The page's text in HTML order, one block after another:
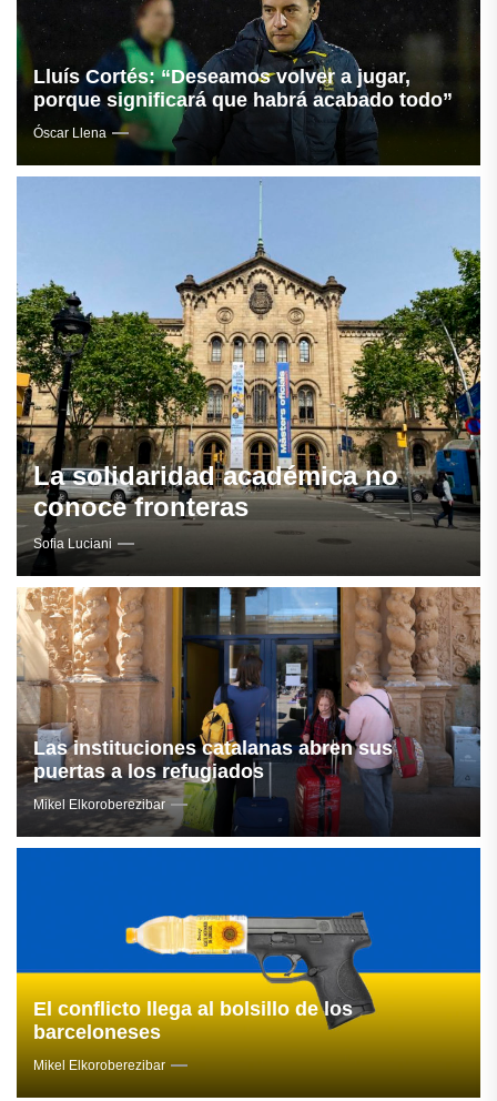
Lluís Cortés: “Deseamos volver a jugar,
porque significará que habrá acabado todo”
Óscar Llena
La solidaridad académica no
conoce fronteras
Sofia Luciani
Las instituciones catalanas abren sus
puertas a los refugiados
Mikel Elkoroberezibar
El conflicto llega al bolsillo de los
barceloneses
Mikel Elkoroberezibar